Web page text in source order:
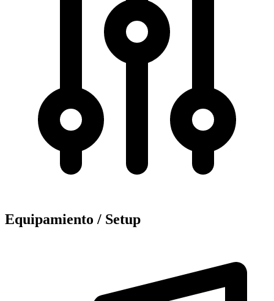
Equipamiento / Setup